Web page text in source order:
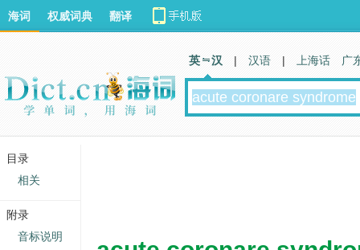
海词 权威词典 翻译
英 汉 | 汉语 | 上海话 广
目录
相关
附录
音标说明